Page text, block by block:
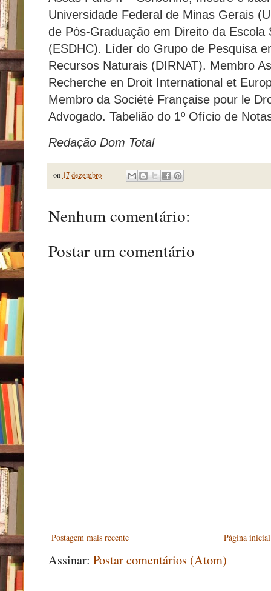
Universidade Federal de Minas Gerais
de Pós-Graduação em Direito da
(ESDHC). Líder do Grupo de Pesquisa
Recursos Naturais (DIRNAT). Membro
Recherche en Droit International et
Membro da Société Française pour le
Advogado. Tabelião do 1º Ofício de
Redação Dom Total
on 17 dezembro
Nenhum comentário:
Postar um comentário
Postagem mais recente Página inicial
Assinar: Postar comentários (Atom)